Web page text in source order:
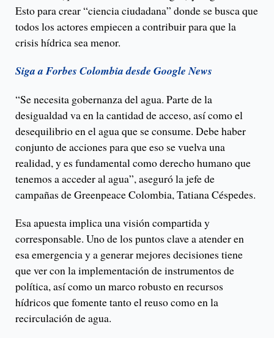
Esto para crear “ciencia ciudadana” donde se busca que
todos los actores empiecen a contribuir para que la
crisis hídrica sea menor.
Siga a Forbes Colombia desde Google News
“Se necesita gobernanza del agua. Parte de la
desigualdad va en la cantidad de acceso, así como el
desequilibrio en el agua que se consume. Debe haber
conjunto de acciones para que eso se vuelva una
realidad, y es fundamental como derecho humano que
tenemos a acceder al agua”, aseguró la jefe de
campañas de Greenpeace Colombia, Tatiana Céspedes.
Esa apuesta implica una visión compartida y
corresponsable. Uno de los puntos clave a atender en
esa emergencia y a generar mejores decisiones tiene
que ver con la implementación de instrumentos de
política, así como un marco robusto en recursos
hídricos que fomente tanto el reuso como en la
recirculación de agua.